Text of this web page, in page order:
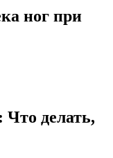
ног при
делать,